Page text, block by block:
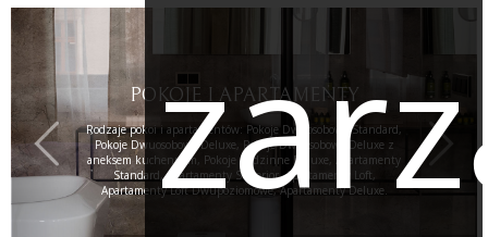
POKOJE I APARTAMENTY
Rodzaje pokoi i apartamentów: Pokoje Dwuosobowe Standard,
Pokoje Dwuosobowe Deluxe, Pokoje Dwuosobowe Deluxe z
aneksem kuchennym, Pokoje Rodzinne Deluxe, Apartamenty
Standard, Apartamenty Superior, Apartamenty Loft,
Apartamenty Loft Dwupoziomowe, Apartamenty Deluxe.